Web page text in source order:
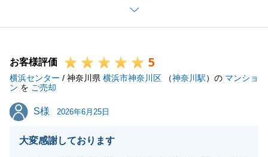
また、書類のご準備等も迅速にご対応いただき、心よ
り感謝申し上げます。
やご不明な点がございましたら、いつでもお気軽にご
連絡下さい。
今後とも末永いお付き合いを賜りますよう、何卒よろ
しくお願い申し上げます。
お客様評価 5
横浜センター / 神奈川県 横浜市神奈川区 （神奈川駅）の マンショ
ン を ご売却
S様
S様 2026年6月25日
大変感謝しております